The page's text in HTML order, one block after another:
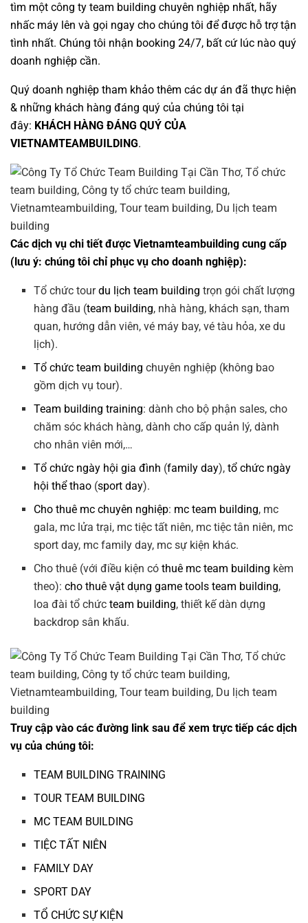
tìm một công ty team building chuyên nghiệp nhất, hãy
nhấc máy lên và gọi ngay cho chúng tôi để được hỗ trợ tận
tình nhất. Chúng tôi nhận booking 24/7, bất cứ lúc nào quý
doanh nghiệp cần.
Quý doanh nghiệp tham khảo thêm các dự án đã thực hiện
& những khách hàng đáng quý của chúng tôi tại
đây: KHÁCH HÀNG ĐÁNG QUÝ CỦA
VIETNAMTEAMBUILDING.
Các dịch vụ chi tiết được Vietnamteambuilding cung cấp
(lưu ý: chúng tôi chỉ phục vụ cho doanh nghiệp):
Tổ chức tourdu lịch team building trọn gói chất lượng
hàng đầu (team building, nhà hàng, khách sạn, tham
quan, hướng dẫn viên, vé máy bay, vé tàu hỏa, xe du
lịch).
Tổ chức team building chuyên nghiệp (không bao
gồm dịch vụ tour).
Team building training: dành cho bộ phận sales, cho
chăm sóc khách hàng, dành cho cấp quản lý, dành
cho nhân viên mới,…
Tổ chức ngày hội gia đình (family day),tổ chức ngày
hội thể thao (sport day).
Cho thuê mc chuyên nghiệp: mc team building, mc
gala, mc lửa trại, mc tiệc tất niên, mc tiệc tân niên, mc
sport day, mc family day, mc sự kiện khác.
Cho thuê (với điều kiện cóthuê mc team building kèm
theo):cho thuê vật dụng game tools team building,
loa đài tổ chứcteam building, thiết kế dàn dựng
backdrop sân khấu.
Truy cập vào các đường link sau để xem trực tiếp các dịch
vụ của chúng tôi:
TEAM BUILDING TRAINING
TOUR TEAM BUILDING
MC TEAM BUILDING
TIỆC TẤT NIÊN
FAMILY DAY
SPORT DAY
TỔ CHỨC SỰ KIỆN